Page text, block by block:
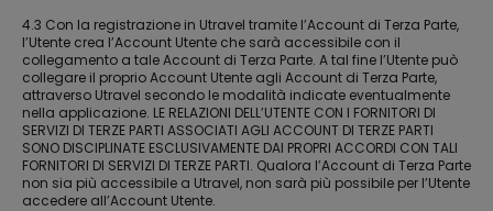
4.3 Con la registrazione in Utravel tramite l’Account di Terza Parte,
l’Utente crea l’Account Utente che sarà accessibile con il
collegamento a tale Account di Terza Parte. A tal fine l’Utente può
collegare il proprio Account Utente agli Account di Terza Parte,
attraverso Utravel secondo le modalità indicate eventualmente
nella applicazione. LE RELAZIONI DELL’UTENTE CON I FORNITORI DI
SERVIZI DI TERZE PARTI ASSOCIATI AGLI ACCOUNT DI TERZE PARTI
SONO DISCIPLINATE ESCLUSIVAMENTE DAI PROPRI ACCORDI CON TALI
FORNITORI DI SERVIZI DI TERZE PARTI. Qualora l’Account di Terza Parte
non sia più accessibile a Utravel, non sarà più possibile per l’Utente
accedere all’Account Utente.